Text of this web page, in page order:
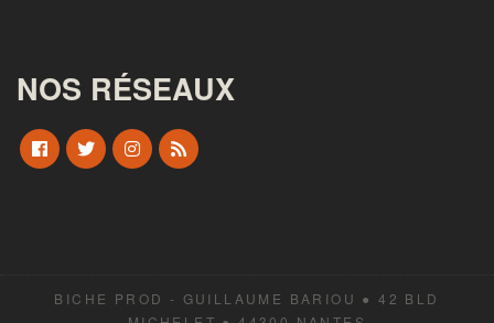
NOS RÉSEAUX
BICHE PROD - GUILLAUME BARIOU ● 42 BLD